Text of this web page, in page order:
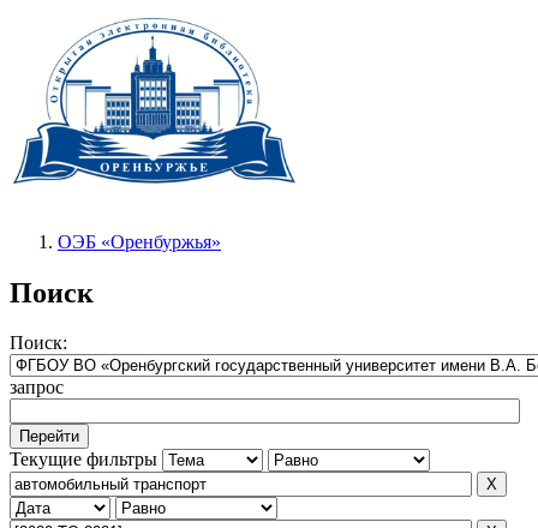
ОЭБ «Оренбуржья»
Поиск
Поиск:
запрос
Текущие фильтры